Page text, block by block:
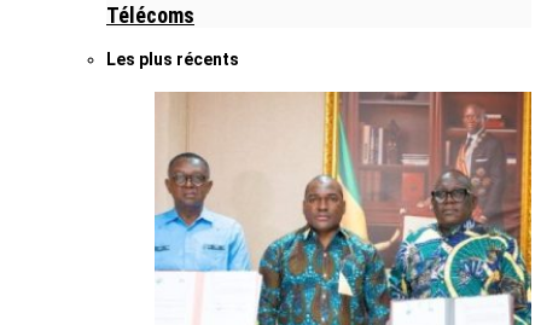
Télécoms
Les plus récents